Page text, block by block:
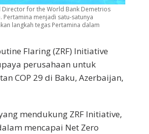
Director for the World Bank Demetrios
Pertamina menjadi satu-satunya
langkah tegas Pertamina dalam
Flaring (ZRF) Initiative
perusahaan untuk
COP 29 di Baku, Azerbaijan,
mendukung ZRF Initiative,
mencapai Net Zero